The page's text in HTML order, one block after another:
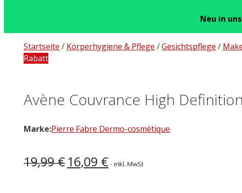
Neu in
Startseite / Körperhygiene & Pflege /Gesichtspflege /
Rabatt
Avène Couvrance High
Marke:Pierre Fabre Dermo-cosmétique
19,99€ Ursprünglicher
Preis
16,09 €Aktueller
Preis
- inkl. MwSt